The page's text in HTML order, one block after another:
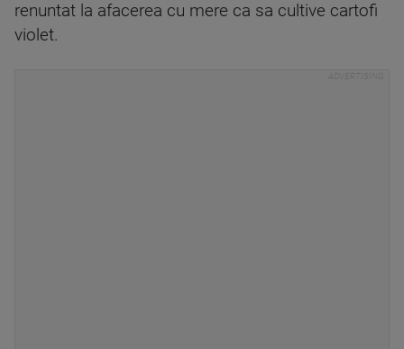
renuntat la afacerea cu mere ca sa cultive cartofi
violet.